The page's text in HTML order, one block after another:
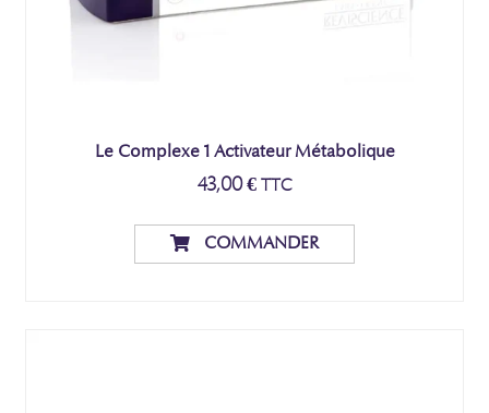
Le Complexe 1 Activateur Métabolique
43,00€ TTC
COMMANDER